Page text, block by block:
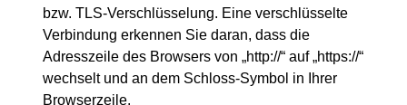
bzw. TLS-Verschlüsselung. Eine verschlüsselte
Verbindung erkennen Sie daran, dass die
Adresszeile des Browsers von „http://“ auf „https://“
wechselt und an dem Schloss-Symbol in Ihrer
Browserzeile.